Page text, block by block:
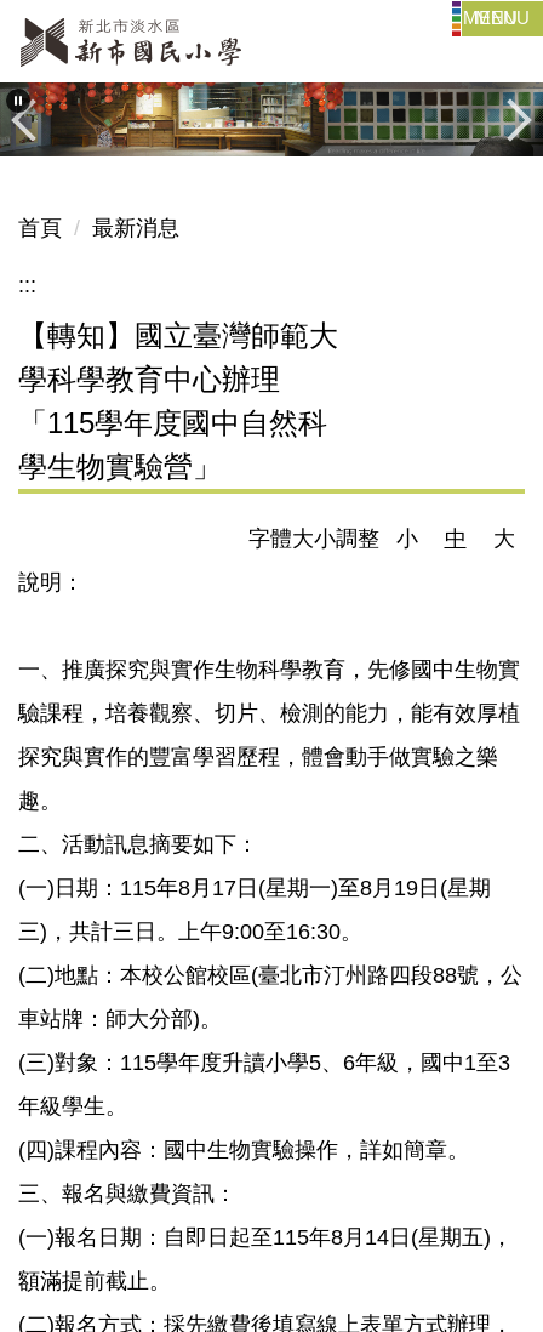
跳
到
主
要
內
區
MENU
首頁 最新消息
:::
【轉知】國立臺灣師範大
學科學教育中心辦理
「115學年度國中自然科
學生物實驗營」
字體大小調整 小 中
大
說明：
一、推廣探究與實作生物科學教育，先修國中生物實
驗課程，培養觀察、切片、檢測的能力，能有效厚植
探究與實作的豐富學習歷程，體會動手做實驗之樂
趣。
二、活動訊息摘要如下：
(一)日期：115年8月17日(星期一)至8月19日(星期
三)，共計三日。上午9:00至16:30。
(二)地點：本校公館校區(臺北市汀州路四段88號，公
車站牌：師大分部)。
(三)對象：115學年度升讀小學5、6年級，國中1至3
年級學生。
(四)課程內容：國中生物實驗操作，詳如簡章。
三、報名與繳費資訊：
(一)報名日期：自即日起至115年8月14日(星期五)，
額滿提前截止。
(二)報名方式：採先繳費後填寫線上表單方式辦理，